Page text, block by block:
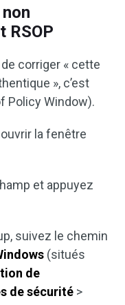
RSOP
corriger « cette
», c’est
Policy Window).
la fenêtre
et appuyez
suivez le chemin
(situés
de
de sécurité >